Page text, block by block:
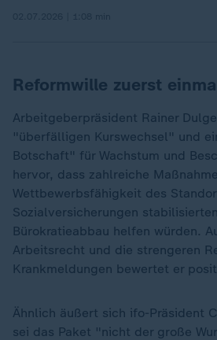
Reformwille zuerst
Arbeitgeberpräsident Rainer
"überfälligen Kurswechsel" und
Botschaft" für Wachstum und
hervor, dass zahlreiche
Wettbewerbsfähigkeit des
Sozialversicherungen
Bürokratieabbau helfen würden.
Arbeitsrecht und die strengeren
Krankmeldungen bewertet er
Ähnlich äußert sich ifo-Präsident
sei das Paket "nicht der große